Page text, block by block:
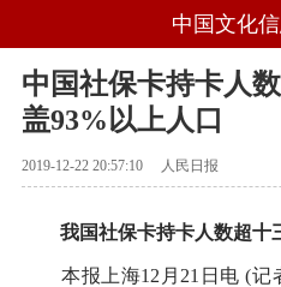
中国文化
中国社保卡持卡人
盖93%以上人口
2019-12-22 20:57:10 人民日报
我国社保卡持卡人数超十
本报上海12月21日电 (记